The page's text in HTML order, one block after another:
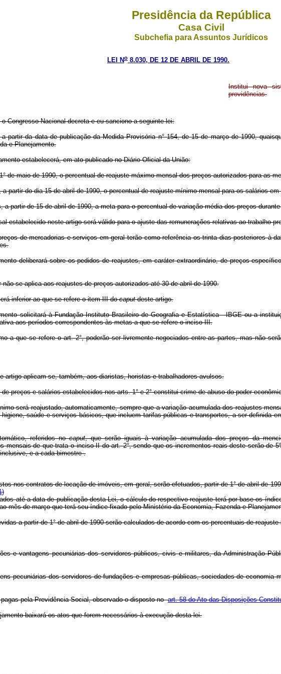
Presidência da República
Casa Civil
Subchefia para Assuntos Jurídicos
LEI No 8.030, DE 12 DE ABRIL DE 1990.
Institui nova
providências.
Congresso Nacional decreta e eu sanciono a seguinte lei:
partir da data de publicação da Medida Provisória n° 154, de 15 de março de 1990,
e Planejamento.
estabelecerá, em ato publicado no Diário Oficial da União:
de maio de 1990, o percentual de reajuste máximo mensal dos preços autorizados para as
partir do dia 15 de abril de 1990, o percentual de reajuste mínimo mensal para os salários
partir de 15 de abril de 1990, a meta para o percentual de variação média dos preços
estabelecido neste artigo será válido para o ajuste das remunerações relativas ao trabalho
de mercadorias e serviços em geral terão como referência os trinta dias posteriores à
deliberará sobre os pedidos de reajustes, em caráter extraordinário, de preços
se aplica aos reajustes de preços autorizados até 30 de abril de 1990.
inferior ao que se refere o item III docaputdeste artigo.
solicitará à Fundação Instituto Brasileiro de Geografia e Estatística - IBGE ou a
aos períodos correspondentes às metas a que se refere o inciso III.
a que se refere o art. 2°, poderão ser livremente negociados entre as partes, mas não
artigo aplicam-se, também, aos diaristas, horistas e trabalhadores avulsos.
preços e salários estabelecidos nos arts. 1° e 2° constitui crime de abuso do poder
será reajustado, automaticamente, sempre que a variação acumulada dos reajustes
saúde e serviços básicos, que incluem tarifas públicas e transportes, a ser definida
referidos nocaput, que serão iguais à variação acumulada dos preços da
mensais de que trata o inciso II do art. 2°, sendo que os incrementos reais deste serão de
e a cada bimestre .
nos contratos de locação de imóveis, em geral, serão efetuados, partir de 1° de abril de
até a data de publicação desta Lei, o cálculo do respectivo reajuste terá por base os
mês de março que terá seu índice fixado pelo Ministério da Economia, Fazenda e
a partir de 1° de abril de 1990 serão calculados de acordo com os percentuais de
e vantagens pecuniárias dos servidores públicos, civis e militares, da Administração
pecuniárias dos servidores de fundações e empresas públicas, sociedades de economia
pela Previdência Social, observado o disposto noart. 58 do Ato das Disposições
baixará os atos que forem necessários à execução desta lei.